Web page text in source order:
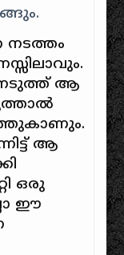
നടത്തം
ആ
ആ
ഒരു
ഈ